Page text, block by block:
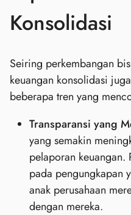
Konsolidasi
Seiring perkembangan
keuangan konsolidasi
beberapa tren yang
Transparansi yang
yang semakin
pelaporan keuangan.
pada pengungkapan
anak perusahaan
dengan mereka.